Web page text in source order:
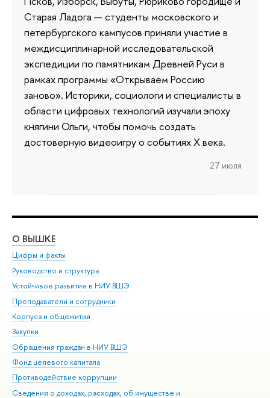
Старая Ладога — студенты московского и
петербургского кампусов приняли участие в
междисциплинарной исследовательской
экспедиции по памятникам Древней Руси в
рамках программы «Открываем Россию
заново». Историки, социологи и специалисты в
области цифровых технологий изучали эпоху
княгини Ольги, чтобы помочь создать
достоверную видеоигру о событиях X века.
27 июля
О ВЫШКЕ
Цифры и факты
Руководство и структура
Устойчивое развитие в НИУ ВШЭ
Преподаватели и сотрудники
Корпуса и общежития
Закупки
Обращения граждан в НИУ ВШЭ
Фонд целевого капитала
Противодействие коррупции
Сведения о доходах, расходах, об имуществе и